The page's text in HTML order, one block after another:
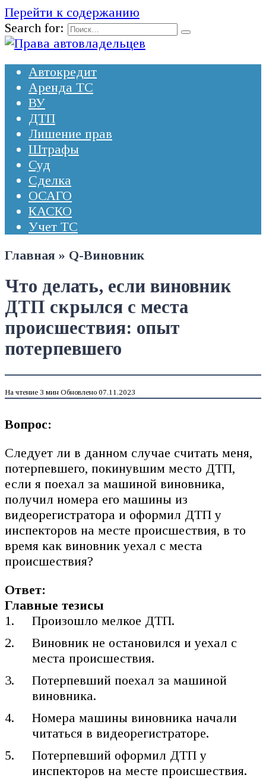
Перейти к содержанию
Search for:
Автокредит
Аренда ТС
ВУ
ДТП
Лишение прав
Штрафы
Суд
Сделка
ОСАГО
КАСКО
Учет ТС
Главная » Q-Виновник
Что делать, если виновник
ДТП скрылся с места
происшествия: опыт
потерпевшего
На чтение 3 мин Обновлено 07.11.2023
Вопрос:
Следует ли в данном случае считать меня,
потерпевшего, покинувшим место ДТП,
если я поехал за машиной виновника,
получил номера его машины из
видеорегистратора и оформил ДТП у
инспекторов на месте происшествия, в то
время как виновник уехал с места
происшествия?
Ответ:
Главные тезисы
Произошло мелкое ДТП.
Виновник не остановился и уехал с
места происшествия.
Потерпевший поехал за машиной
виновника.
Номера машины виновника начали
читаться в видеорегистраторе.
Потерпевший оформил ДТП у
инспекторов на месте происшествия.